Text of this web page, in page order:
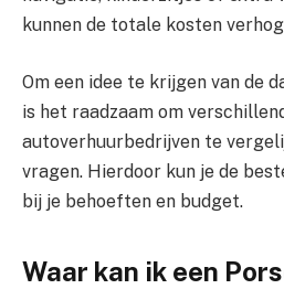
kunnen de totale kosten
Om een idee te krijgen van de
is het raadzaam om
autoverhuurbedrijven te
vragen. Hierdoor kun je de
bij je behoeften en budget.
Waar kan ik een